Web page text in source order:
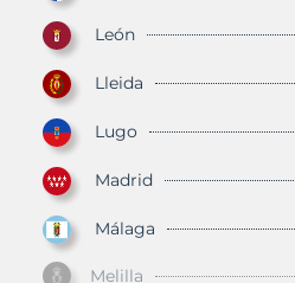
León
Lleida
Lugo
Madrid
Málaga
Melilla